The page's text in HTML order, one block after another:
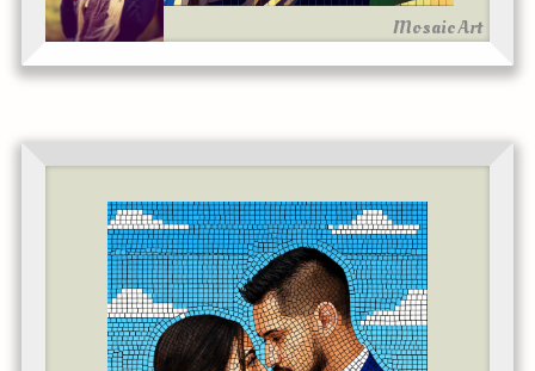
Mosaic Art